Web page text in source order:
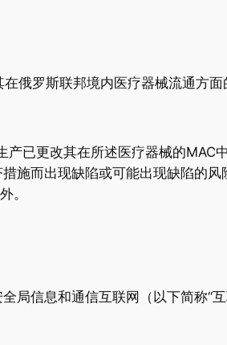
俄罗斯联邦境内医疗器械流通方面
已更改其在所述医疗器械的MAC
施而出现缺陷或可能出现缺陷的风
。
局信息和通信互联网（以下简称“